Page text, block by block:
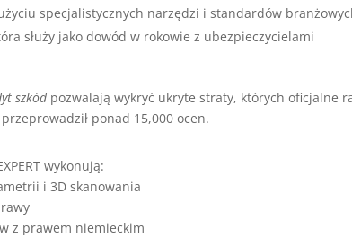
specjalistycznych narzędzi i standardów
służy jako dowód w rokowie z ubezpieczycielami
szkódpozwalają wykryć ukryte straty, których oficjalne
ponad 15,000 ocen.
wykonują:
i 3D skanowania
z prawem niemieckim